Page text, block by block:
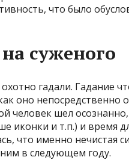
что было
суженого
гадали. Гадание
оно
человек шел
иконки и т.п.) и время
что именно нечистая
в следующем году.